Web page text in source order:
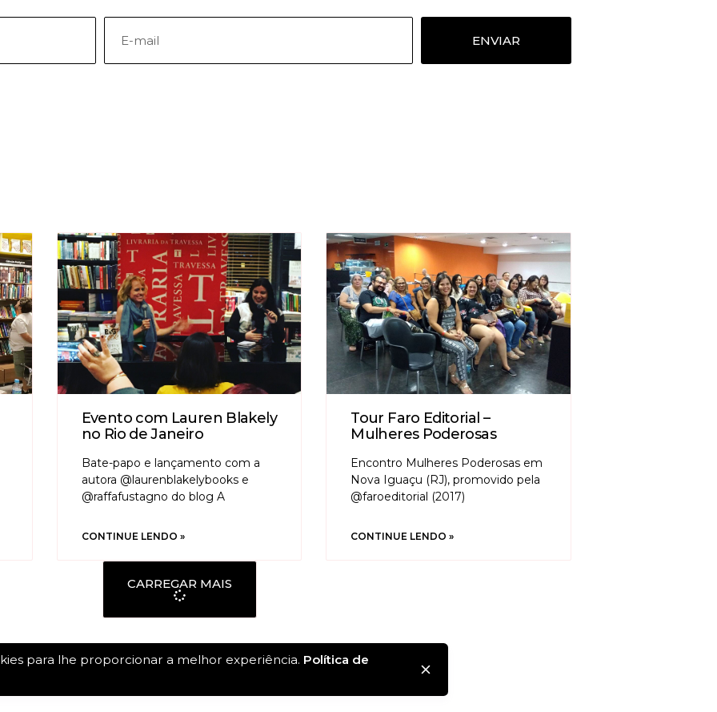
ENVIAR
Evento com Lauren Blakely
no Rio de Janeiro
Bate-papo e lançamento com a
autora @laurenblakelybooks e
@raffafustagno do blog A
CONTINUE LENDO »
Tour Faro Editorial –
Mulheres Poderosas
Encontro Mulheres Poderosas em
Nova Iguaçu (RJ), promovido pela
@faroeditorial (2017)
CONTINUE LENDO »
CARREGAR MAIS
para lhe proporcionar a melhor experiência. Política de